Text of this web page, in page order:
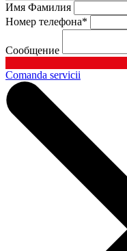
Имя Фамилия
Номер телефона*
Сообщение
Comanda servicii